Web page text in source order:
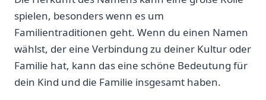
spielen,‌ besonders wenn​ es‍ um
Familientraditionen geht.⁢ Wenn du einen Namen
⁣wählst, der eine Verbindung zu ‍deiner ⁢Kultur oder
Familie hat, kann das eine‌ schöne Bedeutung⁤ für
dein‌ Kind und die Familie insgesamt haben.